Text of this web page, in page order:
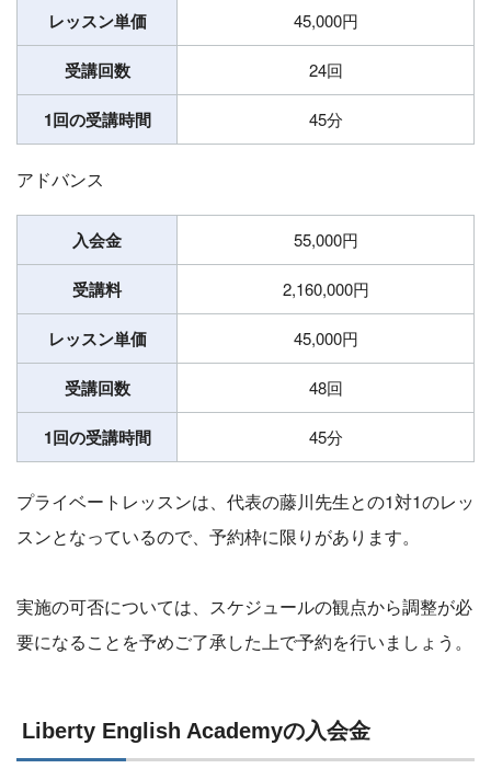
レッスン単価 45,000円
受講回数 24回
1回の受講時間 45分
アドバンス
入会金 55,000円
受講料 2,160,000円
レッスン単価 45,000円
受講回数 48回
1回の受講時間 45分
プライベートレッスンは、代表の藤川先生との1対1のレッ
スンとなっているので、予約枠に限りがあります。
実施の可否については、スケジュールの観点から調整が必
要になることを予めご了承した上で予約を行いましょう。
Liberty English Academyの入会金